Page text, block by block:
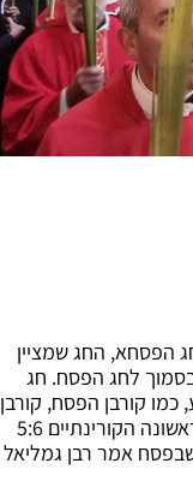
החג שמציין
לחג הפסח. חג
קורבן הפסח, קורבן
של גאולה. כמו שאומר פאולוס באגרת אל הראשונה הקורינתיים 5:6
אמר רבן גמליאל